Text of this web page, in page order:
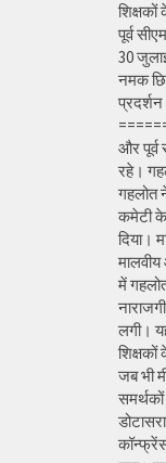
शिक्षकों
पूर्व
30
नमक
और पूर्व
रहे।
गहलोत
कमेटी के
दिया।
में
लगी।
शिक्षकों
जब भी